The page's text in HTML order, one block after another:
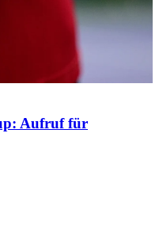
Aufruf für